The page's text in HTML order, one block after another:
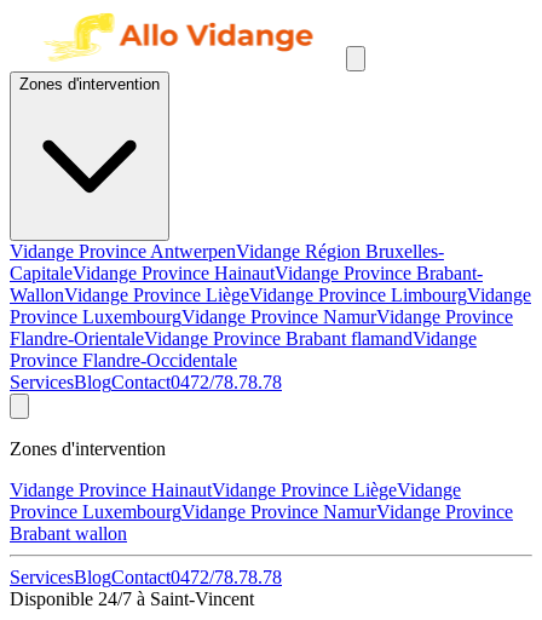
Zones d'intervention
Vidange Province AntwerpenVidange Région Bruxelles-
CapitaleVidange Province HainautVidange Province Brabant-
WallonVidange Province LiègeVidange Province LimbourgVidange
Province LuxembourgVidange Province NamurVidange Province
Flandre-OrientaleVidange Province Brabant flamandVidange
Province Flandre-Occidentale
ServicesBlogContact0472/78.78.78
Zones d'intervention
Vidange Province HainautVidange Province LiègeVidange
Province LuxembourgVidange Province NamurVidange Province
Brabant wallon
ServicesBlogContact0472/78.78.78
Disponible 24/7 à Saint-Vincent